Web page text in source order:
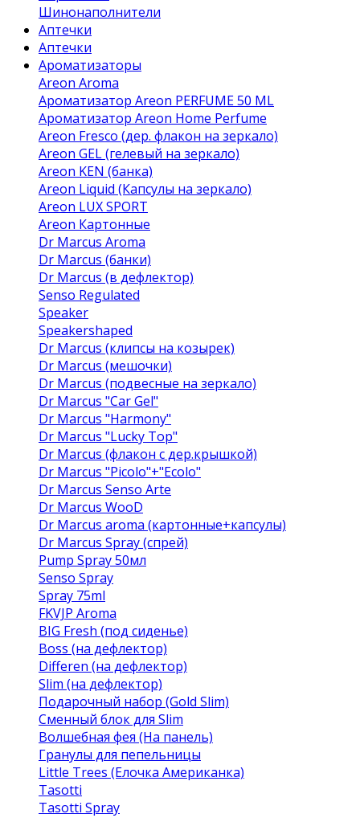
Шинонаполнители
Аптечки
Аптечки
Ароматизаторы
Areon Aroma
Ароматизатор Areon PERFUME 50 ML
Ароматизатор Areon Home Perfume
Areon Fresco (дер. флакон на зеркало)
Areon GEL (гелевый на зеркало)
Areon KEN (банка)
Areon Liquid (Капсулы на зеркало)
Areon LUX SPORT
Areon Картонные
Dr Marcus Aroma
Dr Marcus (банки)
Dr Marcus (в дефлектор)
Senso Regulated
Speaker
Speakershaped
Dr Marcus (клипсы на козырек)
Dr Marcus (мешочки)
Dr Marcus (подвесные на зеркало)
Dr Marcus "Car Gel"
Dr Marcus "Harmony"
Dr Marcus "Lucky Top"
Dr Marcus (флакон с дер.крышкой)
Dr Marcus "Picolo"+"Ecolo"
Dr Marcus Senso Arte
Dr Marcus WooD
Dr Marcus aroma (картонные+капсулы)
Dr Marcus Spray (спрей)
Pump Spray 50мл
Senso Spray
Spray 75ml
FKVJP Aroma
BIG Fresh (под сиденье)
Boss (на дефлектор)
Differen (на дефлектор)
Slim (на дефлектор)
Подарочный набор (Gold Slim)
Сменный блок для Slim
Волшебная фея (На панель)
Гранулы для пепельницы
Little Trees (Елочка Американка)
Tasotti
Tasotti Spray